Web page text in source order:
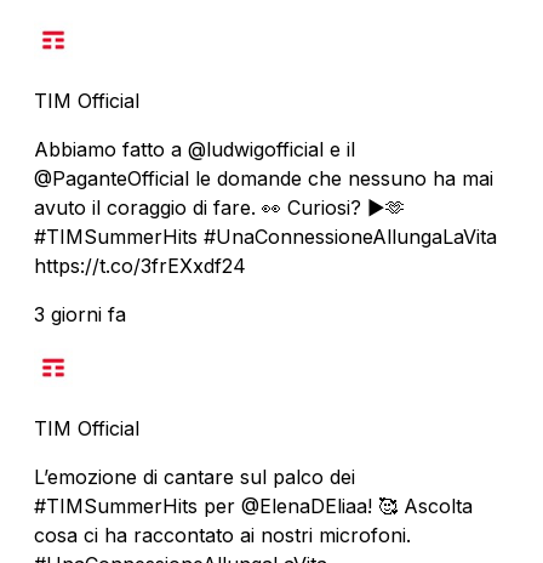
TIM Official
Abbiamo fatto a @ludwigofficial e il
@PaganteOfficial le domande che nessuno ha mai
avuto il coraggio di fare. 👀 Curiosi? ▶️🫶
#TIMSummerHits #UnaConnessioneAllungaLaVita
https://t.co/3frEXxdf24
3 giorni fa
TIM Official
L’emozione di cantare sul palco dei
#TIMSummerHits per @ElenaDEliaa! 🥰 Ascolta
cosa ci ha raccontato ai nostri microfoni.